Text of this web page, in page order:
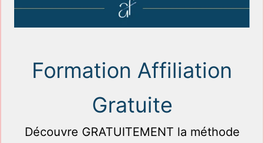
Formation Affiliation
Gratuite
Découvre GRATUITEMENT la méthode